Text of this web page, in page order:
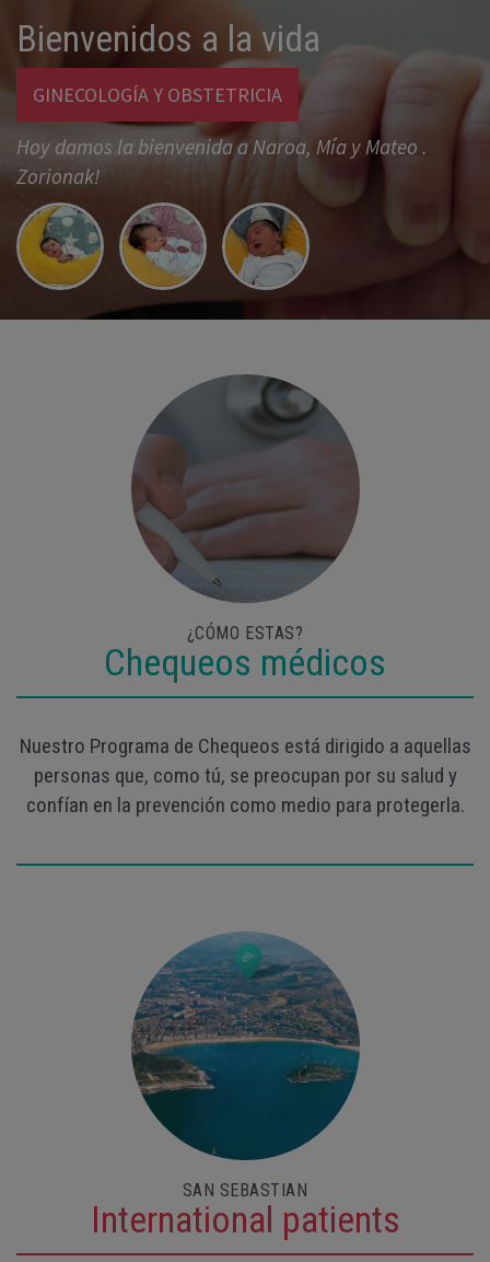
Bienvenidos a la vida
GINECOLOGÍA Y OBSTETRICIA
Hoy damos la bienvenida a Naroa, Mía y Mateo .
Zorionak!
¿CÓMO ESTAS?
Chequeos médicos
Nuestro Programa de Chequeos está dirigido a aquellas
personas que, como tú, se preocupan por su salud y
confían en la prevención como medio para protegerla.
SAN SEBASTIAN
International patients